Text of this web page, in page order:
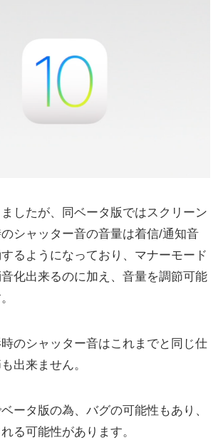
したが、同ベータ版ではスクリーン
シャッター音の音量は着信/通知音
るようになっており、マナーモード
化出来るのに加え、音量を調節可能
のシャッター音はこれまでと同じ仕
出来ません。
ータ版の為、バグの可能性もあり、
る可能性があります。